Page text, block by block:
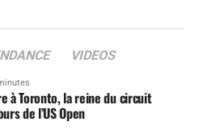
VIDEOS
à Toronto, la reine du circuit
de l’US Open